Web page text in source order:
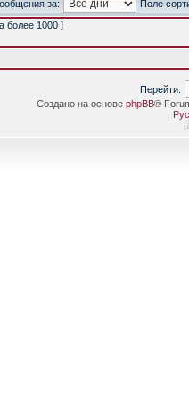
за:
Поле
более 1000 ]
Перейти:
Создано на основе phpBB®
[